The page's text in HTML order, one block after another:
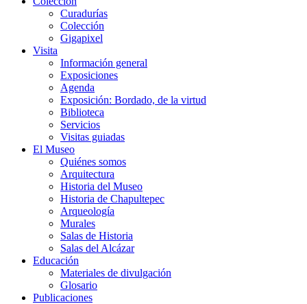
Curadurías
Colección
Gigapixel
Visita
Información general
Exposiciones
Agenda
Exposición: Bordado, de la virtud
Biblioteca
Servicios
Visitas guiadas
El Museo
Quiénes somos
Arquitectura
Historia del Museo
Historia de Chapultepec
Arqueología
Murales
Salas de Historia
Salas del Alcázar
Educación
Materiales de divulgación
Glosario
Publicaciones